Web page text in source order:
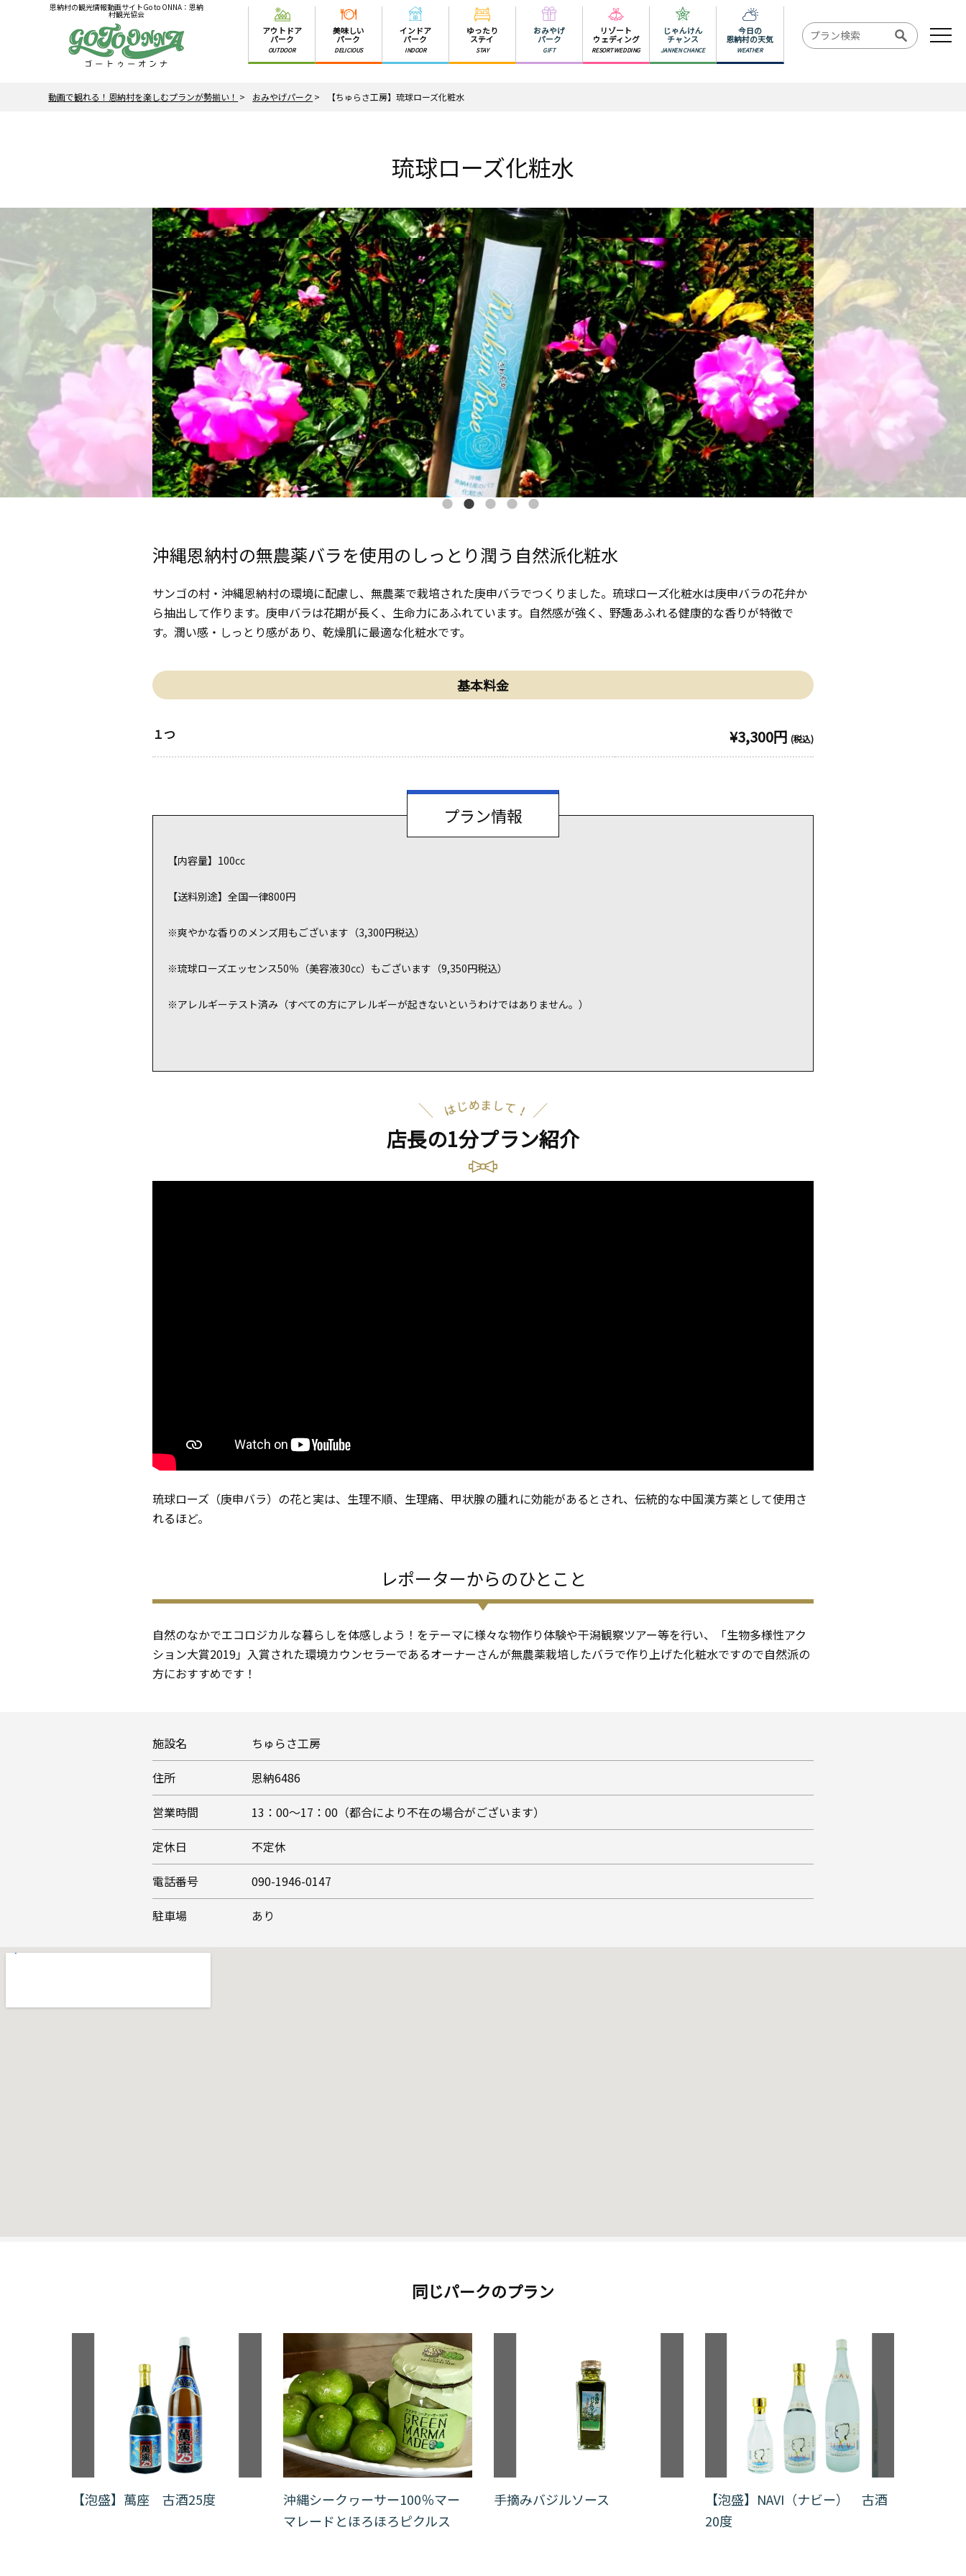
恩納村の観光情報動画サイトGo to ONNA：恩納
村観光協会
アウトドア
パーク
OUTDOOR
美味しい
パーク
DELICIOUS
インドア
パーク
INDOOR
ゆったり
ステイ
STAY
おみやげ
パーク
GIFT
リゾート
ウェディング
RESORT WEDDING
じゃんけん
チャンス
JANKEN CHANCE
今日の
恩納村の天気
WEATHER
動画で観れる！恩納村を楽しむプランが勢揃い！ おみやげパーク 【ちゅらさ工房】琉球ローズ化粧水
琉球ローズ化粧水
沖縄恩納村の無農薬バラを使用のしっとり潤う自然派化粧水
サンゴの村・沖縄恩納村の環境に配慮し、無農薬で栽培された庚申バラでつくりました。琉球ローズ化粧水は庚申バラの花弁か
ら抽出して作ります。庚申バラは花期が長く、生命力にあふれています。自然感が強く、野趣あふれる健康的な香りが特徴で
す。潤い感・しっとり感があり、乾燥肌に最適な化粧水です。
基本料金
１つ ¥3,300円 (税込)
プラン情報
【内容量】100cc
【送料別途】全国一律800円
※爽やかな香りのメンズ用もございます（3,300円税込）
※琉球ローズエッセンス50％（美容液30㏄）もございます（9,350円税込）
※アレルギーテスト済み（すべての方にアレルギーが起きないというわけではありません。）
店長の1分プラン紹介
琉球ローズ（庚申バラ）の花と実は、生理不順、生理痛、甲状腺の腫れに効能があるとされ、伝統的な中国漢方薬として使用さ
れるほど。
レポーターからのひとこと
自然のなかでエコロジカルな暮らしを体感しよう！をテーマに様々な物作り体験や干潟観察ツアー等を行い、「生物多様性アク
ション大賞2019」入賞された環境カウンセラーであるオーナーさんが無農薬栽培したバラで作り上げた化粧水ですので自然派の
方におすすめです！
施設名
ちゅらさ工房
住所
恩納6486
営業時間
13：00～17：00（都合により不在の場合がございます）
定休日
不定休
電話番号
090-1946-0147
駐車場
あり
同じパークのプラン
【泡盛】萬座 古酒25度
沖縄シークヮーサー100％マー
マレードとほろほろピクルス
手摘みバジルソース
【泡盛】NAVI（ナビー） 古酒
20度